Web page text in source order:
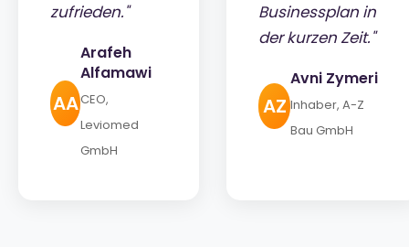
zufrieden."
AA
Arafeh
Alfamawi
CEO,
Leviomed
GmbH
Businessplan in
der kurzen Zeit."
AZ
Avni Zymeri
Inhaber, A-Z
Bau GmbH